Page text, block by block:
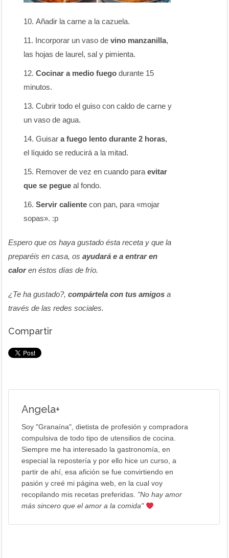
Añadir la carne a la cazuela.
Incorporar un vaso devino manzanilla,
las hojas de laurel, sal y pimienta.
Cocinar a medio fuego durante 15
minutos.
Cubrir todo el guiso con caldo de carne y
un vaso de agua.
Guisar a fuego lento durante 2 horas,
el líquido se reducirá a la mitad.
Remover de vez en cuando paraevitar
que se pegue al fondo.
Servir caliente con pan, para «mojar
sopas». :p
Espero que os haya gustado ésta receta y que la
preparéis en casa, osayudará e a entrar en
caloren éstos días de frío.
¿Te ha gustado?,compártela con tus amigos a
través de las redes sociales.
Compartir
Angela+
Soy "Granaína", dietista de profesión y compradora
compulsiva de todo tipo de utensilios de cocina.
Siempre me ha interesado la gastronomía, en
especial la repostería y por ello hice un curso, a
partir de ahí, esa afición se fue convirtiendo en
pasión y creé mi página web, en la cual voy
recopilando mis recetas preferidas. "No hay amor
más sincero que el amor a la comida"